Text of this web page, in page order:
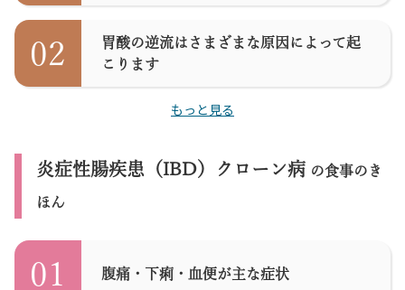
02
胃酸の逆流はさまざまな原因によって起
こります
もっと見る
炎症性腸疾患（IBD）クローン病 の食事のき
ほん
01 腹痛・下痢・血便が主な症状